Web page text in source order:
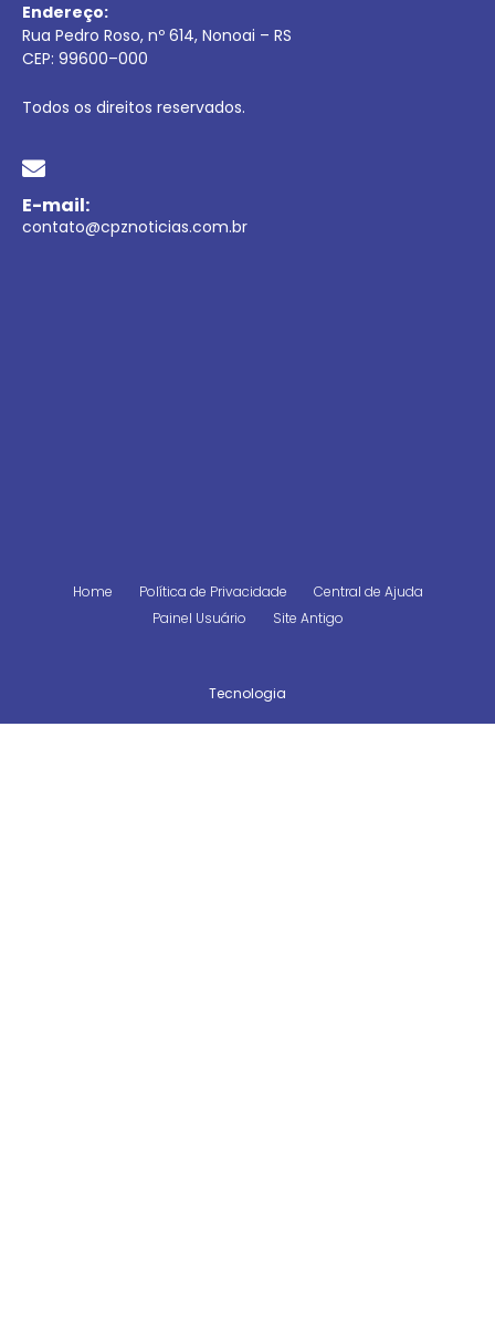
Endereço:
Rua Pedro Roso, nº 614, Nonoai – RS
CEP: 99600–000
Todos os direitos reservados.
E-mail:
contato@cpznoticias.com.br
Home Política de Privacidade
Central de Ajuda
Painel Usuário
Site Antigo
Tecnologia